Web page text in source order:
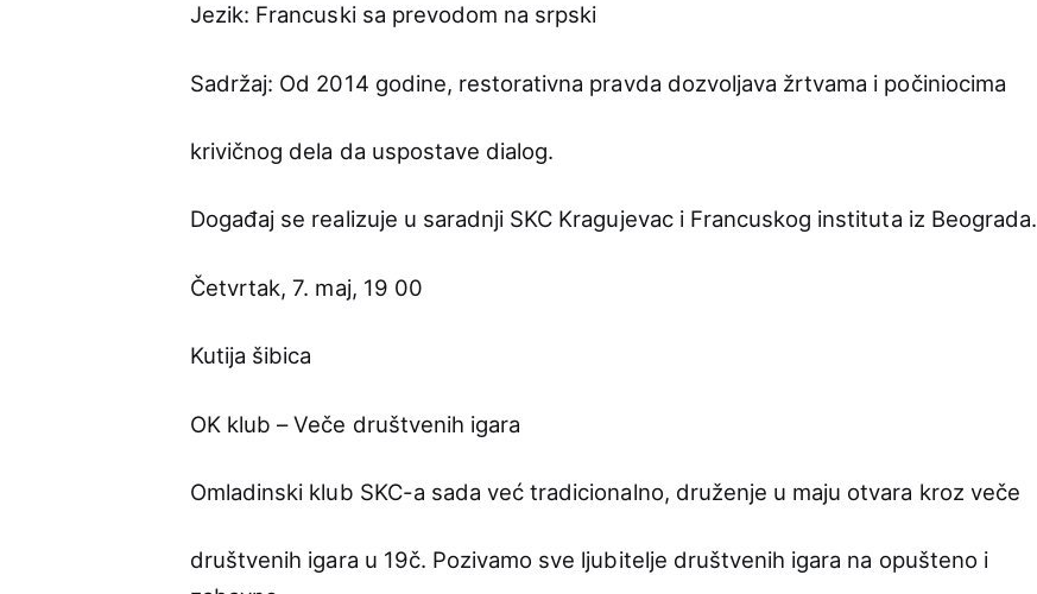
Jezik: Francuski sa prevodom na srpski
Sadržaj: Od 2014 godine, restorativna pravda dozvoljava žrtvama i počiniocima
krivičnog dela da uspostave dialog.
Događaj se realizuje u saradnji SKC Kragujevac i Francuskog instituta iz Beograda.
Četvrtak, 7. maj, 19 00
Kutija šibica
OK klub – Veče društvenih igara
Omladinski klub SKC-a sada već tradicionalno, druženje u maju otvara kroz veče
društvenih igara u 19č. Pozivamo sve ljubitelje društvenih igara na opušteno i